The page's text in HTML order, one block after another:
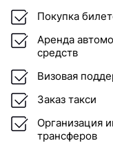
Покупка
Аренда
средств
Визовая
Заказ такси
Организация
трансферов